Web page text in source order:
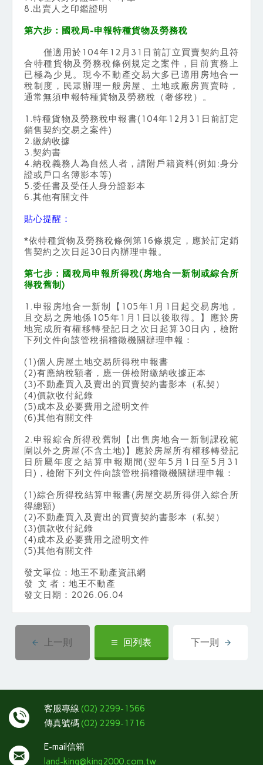
8.出賣人之印鑑證明
第六步：國稅局-申報特種貨物及勞務稅
僅適用於104年12月31日前訂立買賣契約且符
合特種貨物及勞務稅條例規定之案件，目前實務上
已極為少見。現今不動產交易大多已適用房地合一
稅制度，民眾辦理一般房屋、土地或廠房買賣時，
通常無須申報特種貨物及勞務稅（奢侈稅）。
1.特種貨物及勞務稅申報書(104年12月31日前訂定
銷售契約交易之案件)
2.繳納收據
3.契約書
4.納稅義務人為自然人者，請附戶籍資料(例如:身分
證或戶口名簿影本等)
5.委任書及受任人身分證影本
6.其他有關文件
貼心提醒：
*依特種貨物及勞務稅條例第16條規定，應於訂定銷
售契約之次日起30日內辦理申報。
第七步：國稅局申報所得稅(房地合一新制或綜合所
得稅舊制)
1.申報房地合一新制【105年1月1日起交易房地，
且交易之房地係105年1月1日以後取得。】應於房
地完成所有權移轉登記日之次日起算30日內，檢附
下列文件向該管稅捐稽徵機關辦理申報：
(1)個人房屋土地交易所得稅申報書
(2)有應納稅額者，應一併檢附繳納收據正本
(3)不動產買入及賣出的買賣契約書影本（私契）
(4)價款收付紀錄
(5)成本及必要費用之證明文件
(6)其他有關文件
2.申報綜合所得稅舊制【出售房地合一新制課稅範
圍以外之房屋(不含土地)】應於房屋所有權移轉登記
日所屬年度之結算申報期間(翌年5月1日至5月31
日)，檢附下列文件向該管稅捐稽徵機關辦理申報：
(1)綜合所得稅結算申報書(房屋交易所得併入綜合所
得總額)
(2)不動產買入及賣出的買賣契約書影本（私契）
(3)價款收付紀錄
(4)成本及必要費用之證明文件
(5)其他有關文件
發文單位：地王不動產資訊網
發 文 者：地王不動產
發文日期：2026.06.04
上一則 回列表 下一則
客服專線 (02) 2299-1566
傳真號碼(02) 2299-1716
E-mail信箱
land-king@king2000.com.tw